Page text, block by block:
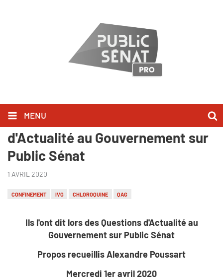
MENU
Ils l'ont dit lors des Questions
d'Actualité au Gouvernement sur
Public Sénat
1 AVRIL 2020
CONFINEMENT IVG CHLOROQUINE QAG
Ils l'ont dit lors des Questions d'Actualité au
Gouvernement sur Public Sénat
Propos recueillis Alexandre Poussart
Mercredi 1er avril 2020